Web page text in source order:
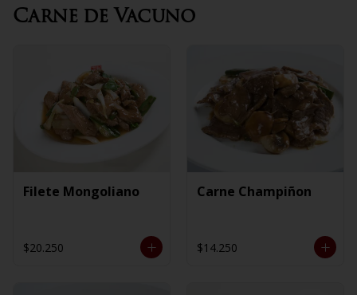
Carne de Vacuno
Filete Mongoliano
$20.250
Carne Champiñon
$14.250